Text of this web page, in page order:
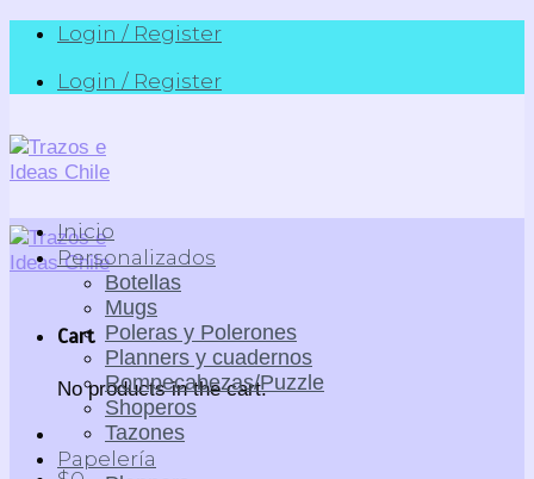
Skip
content
Login / Register
Login / Register
Cart
No products in the cart.
Inicio
Personalizados
Botellas
Mugs
Poleras y Polerones
Planners y cuadernos
Rompecabezas/Puzzle
Shoperos
Tazones
Papelería